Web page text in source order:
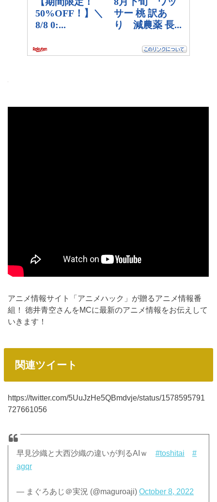
アニメ情報サイト「アニメハック」が贈るアニメ情報番
組！ 徳井青空さんをMCに最新のアニメ情報をお伝えして
いきます！
関連ツイート
https://twitter.com/5UuJzHe5QBmdvje/status/1578595791
727661056
早見沙織と大西沙織の違いが判るAIｗ#toshitai
#
agqr
— まぐろあじ＠実況 (@maguroaji)October 8, 2022